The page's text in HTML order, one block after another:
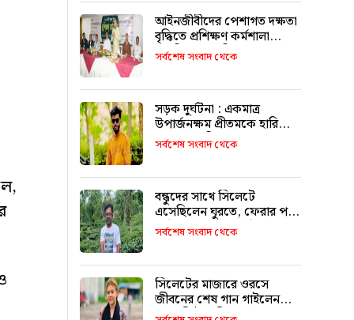
আইনজীবীদের পেশাগত দক্ষতা
বৃদ্ধিতে প্রশিক্ষণ কর্মশালা
অপরিহার্য: এমপি এমরান
আহমদ চৌধুরী
সর্বশেষ সংবাদ থেকে
সড়ক দুর্ঘটনা : একমাত্র
উপার্জনক্ষম প্রীতমকে হারিয়ে
বাকরুদ্ধ পরিবার
সর্বশেষ সংবাদ থেকে
বন্ধুদের সাথে সিলেটে
এসেছিলেন ঘুরতে, ফেরার পথে
দুর্ঘটনায় মারা যান সাইফুল
সর্বশেষ সংবাদ থেকে
সিলেটের মাজারে ওরসে
জীবনের শেষ গান গাইলেন
পেহেলি ভৈরবী